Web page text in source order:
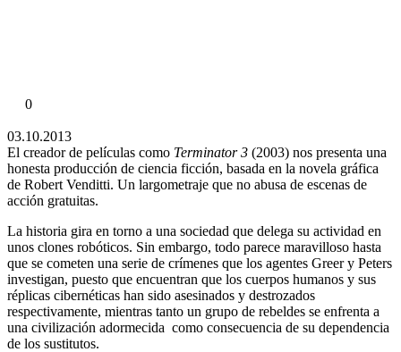
0
03.10.2013
El creador de películas como Terminator 3 (2003) nos presenta una
honesta producción de ciencia ficción, basada en la novela gráfica
de Robert Venditti. Un largometraje que no abusa de escenas de
acción gratuitas.
La historia gira en torno a una sociedad que delega su actividad en
unos clones robóticos. Sin embargo, todo parece maravilloso hasta
que se cometen una serie de crímenes que los agentes Greer y Peters
investigan, puesto que encuentran que los cuerpos humanos y sus
réplicas cibernéticas han sido asesinados y destrozados
respectivamente, mientras tanto un grupo de rebeldes se enfrenta a
una civilización adormecida como consecuencia de su dependencia
de los sustitutos.